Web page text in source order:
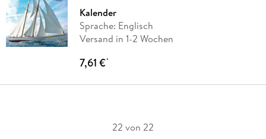
Kalender
Sprache: Englisch
Versand in 1-2 Wochen
7,61 €*
22 von 22